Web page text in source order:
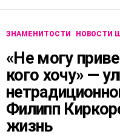
ЗНАМЕНИТОСТИ НОВОСТИ
«Не могу
кого хочу» —
Филипп
жизнь